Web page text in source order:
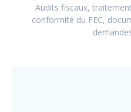
Audits fiscaux,
conformité du FEC,